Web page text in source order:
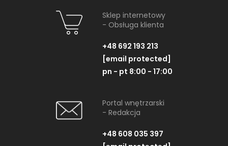
Sklep internetowy
- Obsługa klienta
+48 692 193 213
[email protected]
pn - pt 8:00 - 17:00
Portal wnętrzarski
- Redakcja
+48 608 035 397